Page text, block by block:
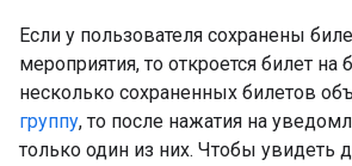
Если у пользователя сохранены
мероприятия, то откроется билет
несколько сохраненных билетов
группу, то после нажатия на
только один из них. Чтобы увидеть